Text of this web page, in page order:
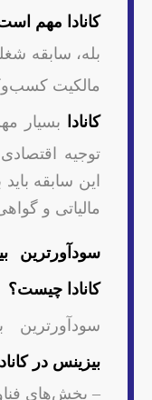
کانادا مهم
بله، سابقه
مالکیت
کانادا بسیار
توجیه
این سابقه
مالیاتی و
سودآورترین
کانادا چیست؟
سودآورترین
بیزینس در کانادا
– بخش‌های